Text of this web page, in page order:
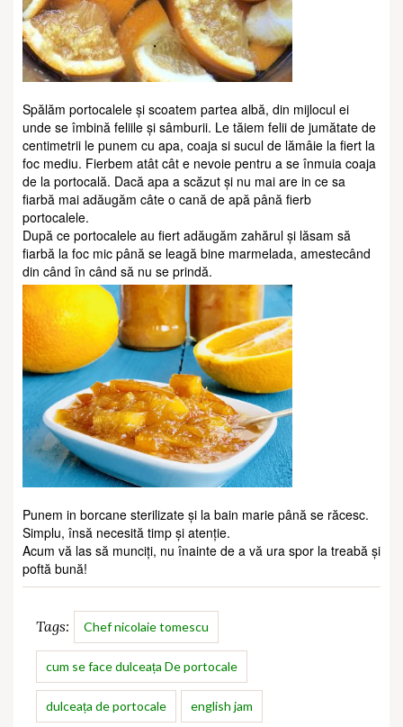
Spălăm portocalele și scoatem partea albă, din mijlocul ei
unde se îmbină feliile și sâmburii. Le tăiem felii de jumătate de
centimetrii le punem cu apa, coaja si sucul de lămâie la fiert la
foc mediu. Fierbem atât cât e nevoie pentru a se înmuia coaja
de la portocală. Dacă apa a scăzut și nu mai are in ce sa
fiarbă mai adăugăm câte o cană de apă până fierb
portocalele.
După ce portocalele au fiert adăugăm zahărul și lăsam să
fiarbă la foc mic până se leagă bine marmelada, amestecând
din când în când să nu se prindă.
Punem in borcane sterilizate și la bain marie până se răcesc.
Simplu, însă necesită timp și atenție.
Acum vă las să munciți, nu înainte de a vă ura spor la treabă și
poftă bună!
Tags: Chef nicolaie tomescu
cum se face dulceața De portocale
dulceața de portocale english jam